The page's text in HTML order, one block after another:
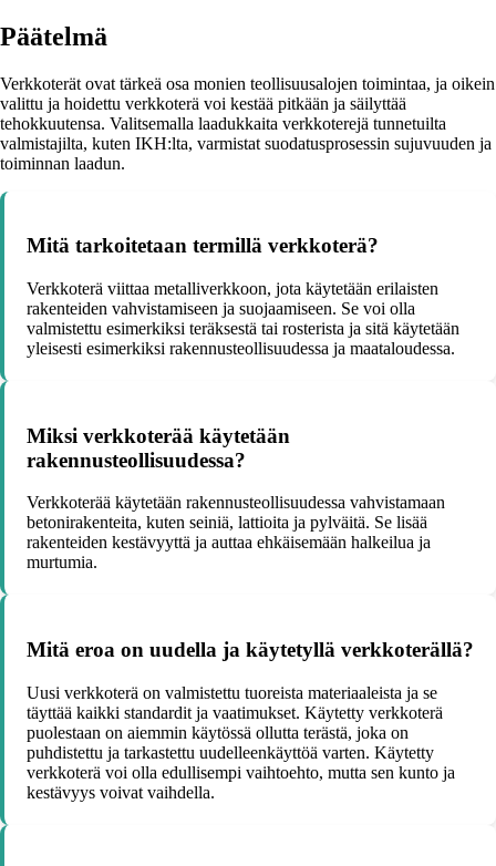
Päätelmä
Verkkoterät ovat tärkeä osa monien teollisuusalojen toimintaa, ja oikein
valittu ja hoidettu verkkoterä voi kestää pitkään ja säilyttää
tehokkuutensa. Valitsemalla laadukkaita verkkoterejä tunnetuilta
valmistajilta, kuten IKH:lta, varmistat suodatusprosessin sujuvuuden ja
toiminnan laadun.
Mitä tarkoitetaan termillä verkkoterä?
Verkkoterä viittaa metalliverkkoon, jota käytetään erilaisten
rakenteiden vahvistamiseen ja suojaamiseen. Se voi olla
valmistettu esimerkiksi teräksestä tai rosterista ja sitä käytetään
yleisesti esimerkiksi rakennusteollisuudessa ja maataloudessa.
Miksi verkkoterää käytetään
rakennusteollisuudessa?
Verkkoterää käytetään rakennusteollisuudessa vahvistamaan
betonirakenteita, kuten seiniä, lattioita ja pylväitä. Se lisää
rakenteiden kestävyyttä ja auttaa ehkäisemään halkeilua ja
murtumia.
Mitä eroa on uudella ja käytetyllä verkkoterällä?
Uusi verkkoterä on valmistettu tuoreista materiaaleista ja se
täyttää kaikki standardit ja vaatimukset. Käytetty verkkoterä
puolestaan on aiemmin käytössä ollutta terästä, joka on
puhdistettu ja tarkastettu uudelleenkäyttöä varten. Käytetty
verkkoterä voi olla edullisempi vaihtoehto, mutta sen kunto ja
kestävyys voivat vaihdella.